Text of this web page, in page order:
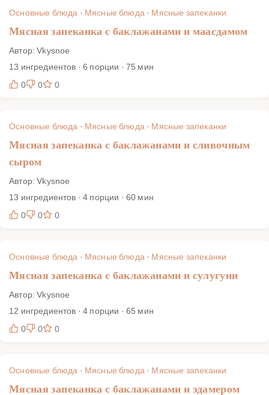
рецепта указаны температурные ориентиры, размер
формы и время, чтобы вы получили предсказуемый
Основные блюда · Мясные блюда· Мясные запеканки
Мясная запеканка с баклажанами и маасдамом
Автор: Vkysnoe
13 ингредиентов · 6 порции · 75 мин
0
0 0
Основные блюда · Мясные блюда· Мясные запеканки
Мясная запеканка с баклажанами и сливочным
сыром
Автор: Vkysnoe
13 ингредиентов · 4 порции · 60 мин
0
0 0
Основные блюда · Мясные блюда· Мясные запеканки
Мясная запеканка с баклажанами и сулугуни
Автор: Vkysnoe
12 ингредиентов · 4 порции · 65 мин
0
0 0
Основные блюда · Мясные блюда· Мясные запеканки
Мясная запеканка с баклажанами и эдамером